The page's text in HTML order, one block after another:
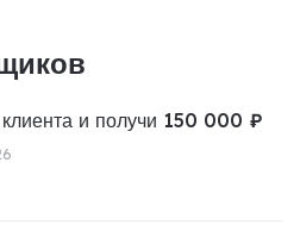
и получи 150 000 ₽